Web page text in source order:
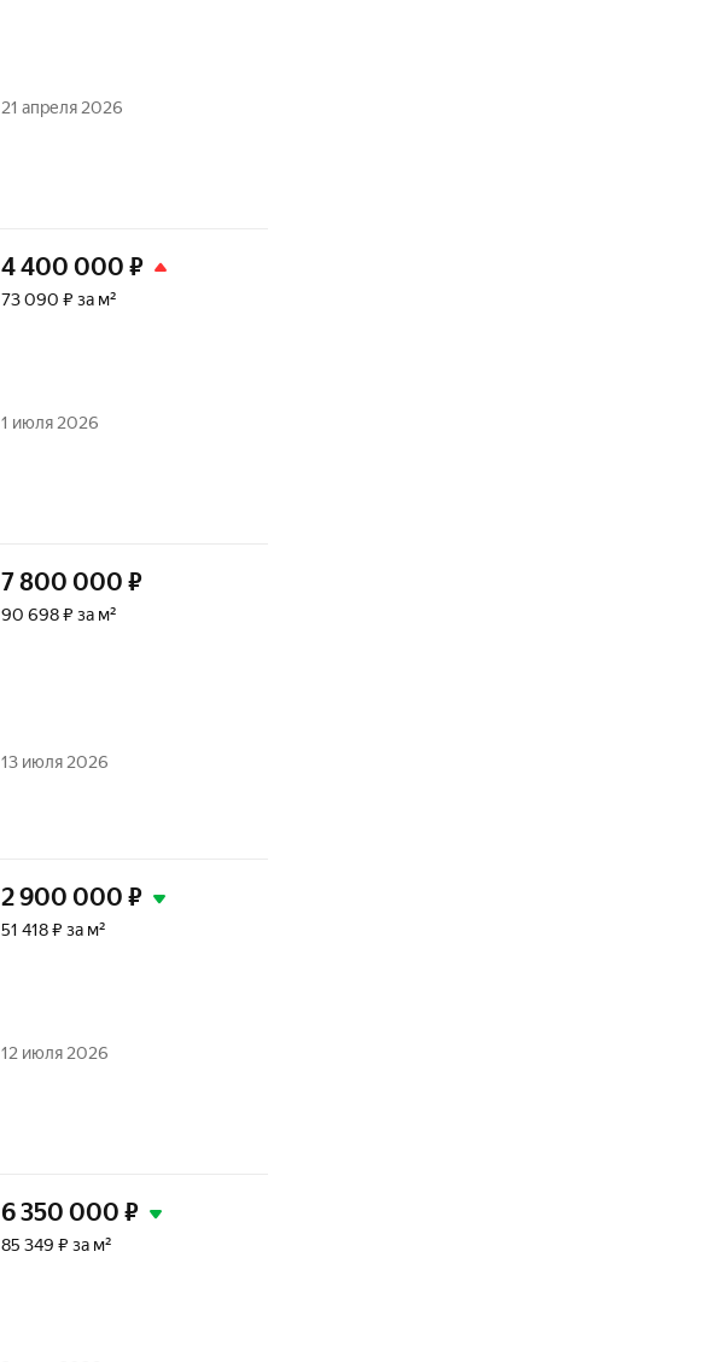
21 апреля 2026
4 400 000 ₽
73 090 ₽ за м²
1 июля 2026
7 800 000 ₽
90 698 ₽ за м²
13 июля 2026
2 900 000 ₽
51 418 ₽ за м²
12 июля 2026
6 350 000 ₽
85 349 ₽ за м²